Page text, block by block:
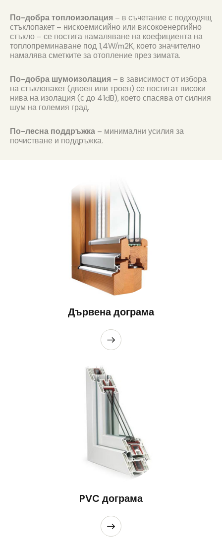
По-добра топлоизолация – в съчетание с подходящ
стъклопакет – нискоемисийно или високоенергийно
стъкло – се постига намаляване на коефициента на
топлопреминаване под 1,4W/m2K, което значително
намалява сметките за отопление през зимата.
По-добра шумоизолация – в зависимост от избора
на стъклопакет (двоен или троен) се постигат високи
нива на изолация (с до 41dB), което спасява от силния
шум на големия град.
По-лесна поддръжка – минимални усилия за
почистване и поддръжка.
Дървена дограма
PVC дограма